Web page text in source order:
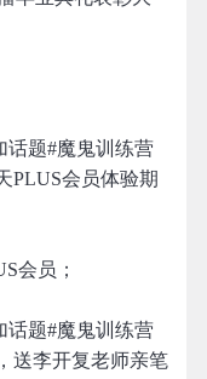
话题#魔鬼训练营
PLUS会员体验期
会员；
话题#魔鬼训练营
送李开复老师亲笔